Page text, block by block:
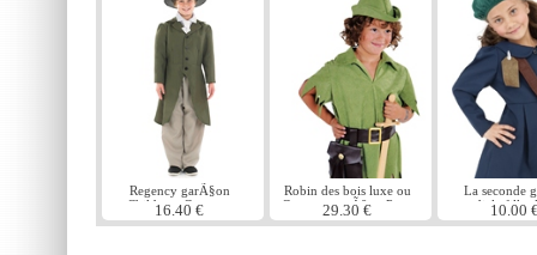
Regency garÃ§on
Childrens Costume
16.40 €
Robin des bois luxe ou
Costume garÃ§on Peter
Pan
29.30 €
La seconde
mondiale filles
Childrens
10.00